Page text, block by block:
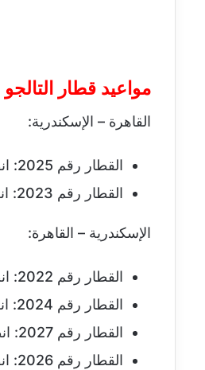
مواعيد قطار
القاهرة – الإسكندرية:
القطار رقم 2025: انطلاق الساعة 8 صباحًا، وصول الساعة 10.30 صباحًا.
القطار رقم 2023: انطلاق الساعة 2 ظهرًا، وصول الساعة 4.30 مساءً.
الإسكندرية – القاهرة:
القطار رقم 2022: انطلاق الساعة 5.50 صباحًا.
القطار رقم 2024: انطلاق الساعة 2 ظهرًا، وصول الساعة 4.30 مساءً.
القطار رقم 2027: انطلاق الساعة 7.00 مساءً، وصول الساعة 9.30 مساءً.
القطار رقم 2026: انطلاق الساعة 6.50 مساءً، وصول الساعة 9.20 مساءً.